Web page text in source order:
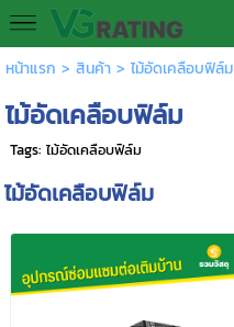
หน้าแรก > สินค้า> ไม้อัดเคลือบฟิล์ม
ไม้อัดเคลือบฟิล์ม
Tags: ไม้อัดเคลือบฟิล์ม
ไม้อัดเคลือบฟิล์ม